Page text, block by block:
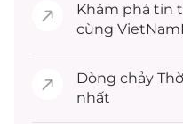
Khám phá tin
cùng
Dòng chảy
nhất